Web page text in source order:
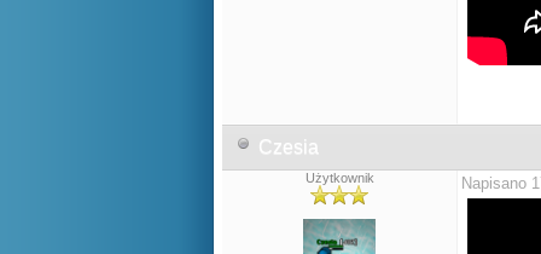
Czesia
Użytkownik Napisano